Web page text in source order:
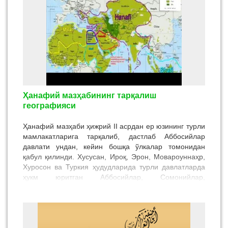
Ҳанафий мазҳабининг тарқалиш
географияси
Ҳанафий мазҳаби ҳижрий II асрдан ер юзининг турли
мамлакатларига тарқалиб, дастлаб Аббосийлар
давлати ундан, кейин бошқа ўлкалар томонидан
қабул қилинди. Хусусан, Ироқ, Эрон, Мовароуннаҳр,
Хуросон ва Туркия ҳудудларида турли давлатларда
ҳукм юритган Аббосийлар, Сомонийлар,
Мовароуннаҳрда Темурийлар, Бобурийлар,
Шайбонийлар давлатлари ва Усмонийлар империяси